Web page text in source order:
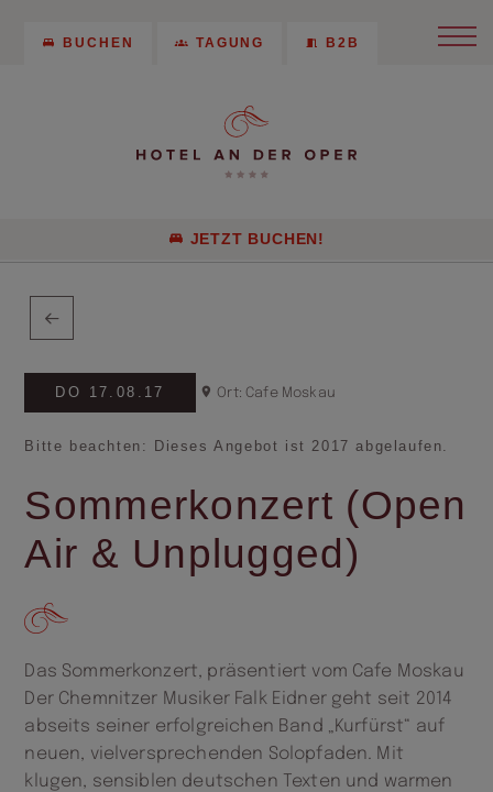
BUCHEN TAGUNG B2B
JETZT BUCHEN!
DO 17.08.17 Ort: Cafe Moskau
Bitte beachten: Dieses Angebot ist 2017 abgelaufen.
Sommerkonzert (Open
Air & Unplugged)
Das Sommerkonzert, präsentiert vom Cafe Moskau
Der Chemnitzer Musiker Falk Eidner geht seit 2014
abseits seiner erfolgreichen Band „Kurfürst“ auf
neuen, vielversprechenden Solopfaden. Mit
klugen, sensiblen deutschen Texten und warmen